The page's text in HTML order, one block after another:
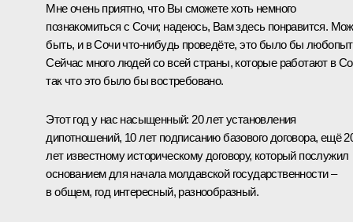
Мне очень приятно, что Вы сможете хоть немного
познакомиться с Сочи; надеюсь, Вам здесь понравится.
быть, и в Сочи что‑нибудь проведёте, это было бы
Сейчас много людей со всей страны, которые работают в
так что это было бы востребовано.
Этот год у нас насыщенный: 20 лет установления
дипотношений, 10 лет подписанию базового договора, ещё
лет известному историческому договору, который послужил
основанием для начала молдавской государственности –
в общем, год интересный, разнообразный.